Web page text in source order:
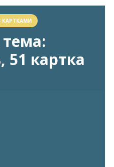
КАРТКАМИ
тема:
51 картка